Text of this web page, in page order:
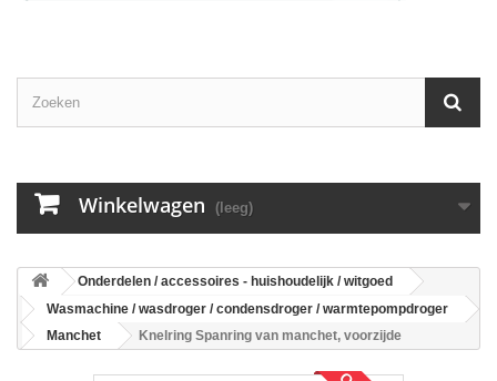
Winkelwagen (leeg)
Onderdelen / accessoires - huishoudelijk / witgoed
Wasmachine / wasdroger / condensdroger / warmtepompdroger
Manchet
Knelring Spanring van manchet, voorzijde